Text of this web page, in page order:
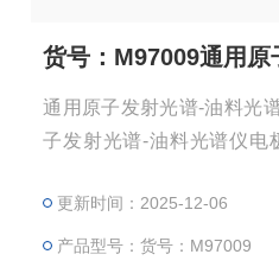
通用原子发射光谱-油料光谱仪
子发射光谱-油料光谱仪电
光谱仪电极棒规格：
根。 符合ASTM标准。 尺寸
更新时间：2025-12-06
产品型号：货号：M97009